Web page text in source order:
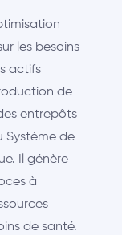
les besoins
actifs
de
entrepôts
Système de
Il génère
à
de santé.